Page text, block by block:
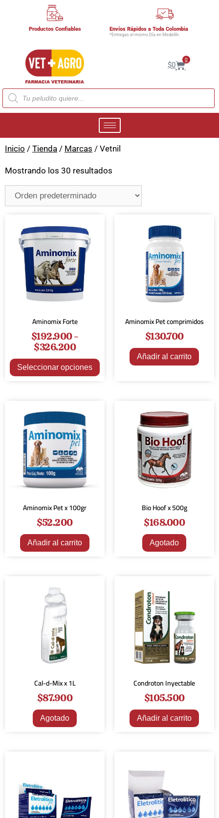
Productos Confiables Envíos Rápidos a Toda Colombia
*Entregas el mismo Día en Medellín
$0
0
Inicio / Tienda / Marcas / Vetnil
Mostrando los 30 resultados
Aminomix Forte
$192.900-
$326.200
Seleccionar opciones
Aminomix Pet comprimidos
$130.700
Añadir al carrito
Aminomix Pet x 100gr
$52.200
Añadir al carrito
Bio Hoof x 500g
$168.000
Agotado
Cal-d-Mix x 1L
$87.900
Agotado
Condroton Inyectable
$105.500
Añadir al carrito